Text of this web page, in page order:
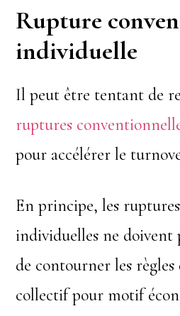
Rupture
individuelle
Il peut être tentant de
ruptures
pour accélérer le
En principe, les
individuelles ne doivent
de contourner les
collectif pour motif